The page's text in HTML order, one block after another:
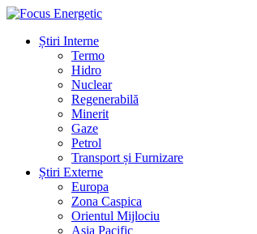
Știri Interne
Termo
Hidro
Nuclear
Regenerabilă
Minerit
Gaze
Petrol
Transport și Furnizare
Știri Externe
Europa
Zona Caspica
Orientul Mijlociu
Asia Pacific